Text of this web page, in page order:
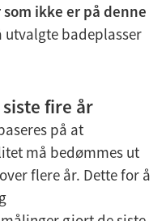
ikke er på denne
utvalgte badeplasser
fire år
på at
må bedømmes ut
flere år. Dette for å